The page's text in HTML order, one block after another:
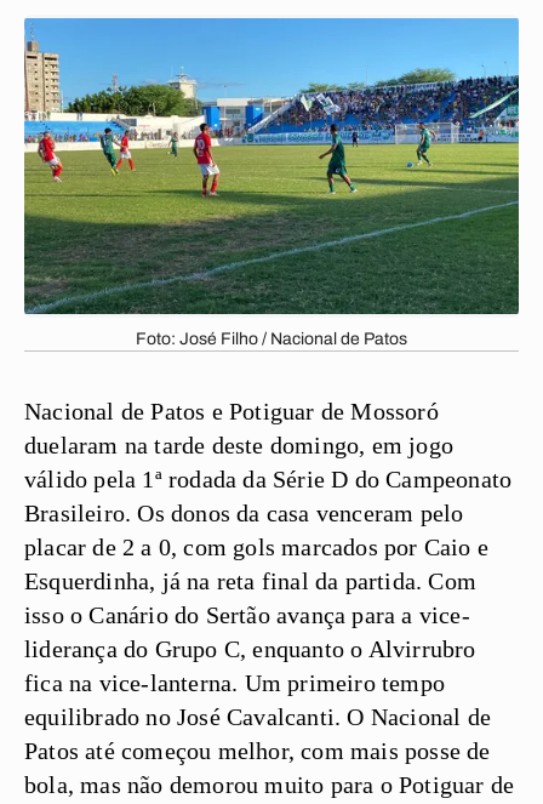
Foto: José Filho / Nacional de Patos
Nacional de Patos e Potiguar de Mossoró
duelaram na tarde deste domingo, em jogo
válido pela 1ª rodada da Série D do Campeonato
Brasileiro. Os donos da casa venceram pelo
placar de 2 a 0, com gols marcados por Caio e
Esquerdinha, já na reta final da partida. Com
isso o Canário do Sertão avança para a vice-
liderança do Grupo C, enquanto o Alvirrubro
fica na vice-lanterna. Um primeiro tempo
equilibrado no José Cavalcanti. O Nacional de
Patos até começou melhor, com mais posse de
bola, mas não demorou muito para o Potiguar de